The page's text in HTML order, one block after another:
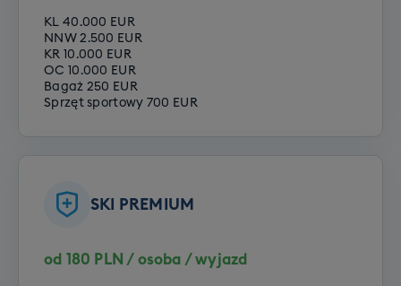
KL 40.000 EUR
NNW 2.500 EUR
KR 10.000 EUR
OC 10.000 EUR
Bagaż 250 EUR
Sprzęt sportowy 700 EUR
SKI PREMIUM
od 180 PLN / osoba / wyjazd